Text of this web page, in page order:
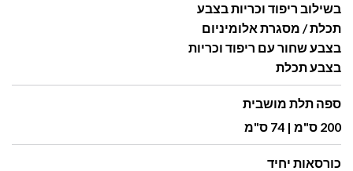
בשילוב ריפוד וכריות בצבע
תכלת / מסגרת אלומיניום
בצבע שחור עם ריפוד וכריות
בצבע תכלת
ספה תלת מושבית
200 ס"מ | 74 ס"מ
כורסאות יחיד